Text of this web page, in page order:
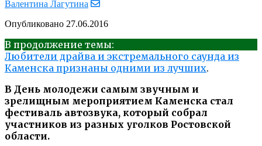
Валентина Лагутина
Опубликовано 27.06.2016
В продолжение темы:
Любители драйва и экстремального саунда из
Каменска признаны одними из лучших.
В День молодежи самым звучным и
зрелищным мероприятием Каменска стал
фестиваль автозвука, который собрал
участников из разных уголков Ростовской
области.